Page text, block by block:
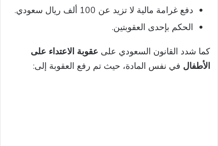
دفع غرامة مالية لا تزيد عن 100 ألف ريال سعودي.
الحكم بإحدى العقوبتين.
كما شدد القانون السعودي على عقوبة الاعتداء على
الأطفال في نفس المادة، حيث تم رفع العقوبة إلى: